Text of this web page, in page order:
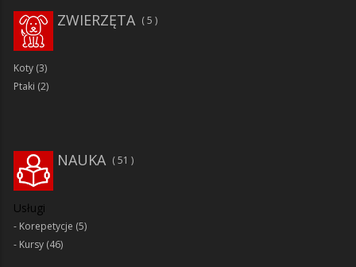
ZWIERZĘTA 5
Koty (3)
Ptaki (2)
51
NAUKA
Usługi
Korepetycje (5)
Kursy (46)